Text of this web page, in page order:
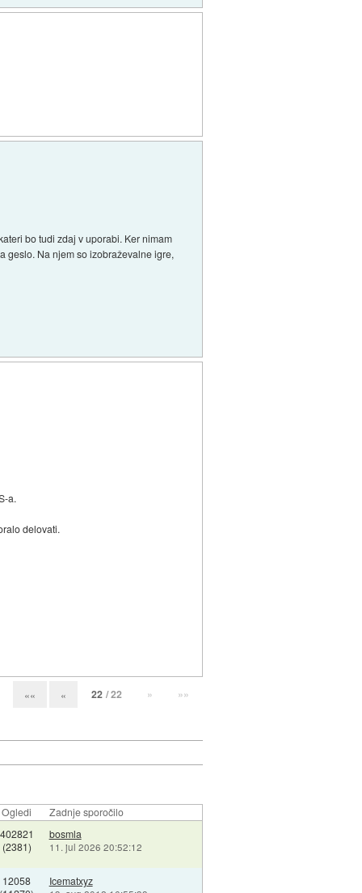
bo tudi zdaj v uporabi. Ker nimam
geslo. Na njem so izobraževalne igre,
a.
delovati.
«« « 22 / 22 » »»
Ogledi
Zadnje sporočilo
402821
(2381)
bosmla
11. jul 2026 20:52:12
12058
Icematxyz